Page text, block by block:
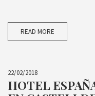
READ MORE
22/02/2018
HOTEL